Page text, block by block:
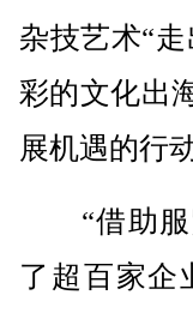
杂技艺术“
彩的文化出
展机遇的行
“借助服
了超百家企